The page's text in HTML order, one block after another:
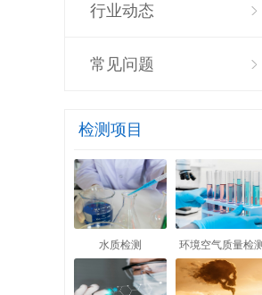
行业动态
常见问题
检测项目
水质检测 环境空气质量检测